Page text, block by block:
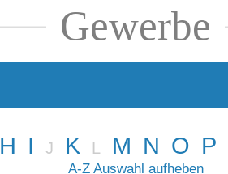
Gewerbe
H I J K L M N O P
A-Z Auswahl aufheben